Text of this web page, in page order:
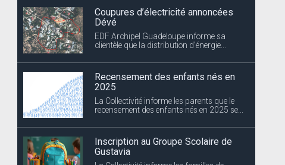
Coupures d’électricité annoncées
Dévé
EDF Archipel Guadeloupe informe sa
clientèle que la distribution d’énergie...
Recensement des enfants nés en
2025
La Collectivité informe les parents que le
recensement des enfants nés en 2025 se...
Inscription au Groupe Scolaire de
Gustavia